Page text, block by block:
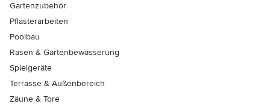
Gartenzubehör
Pflasterarbeiten
Poolbau
Rasen & Gartenbewässerung
Spielgeräte
Terrasse & Außenbereich
Zäune & Tore